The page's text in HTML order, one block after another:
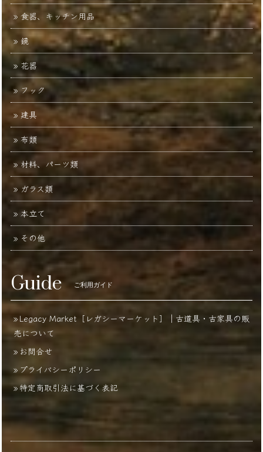
食器、キッチン用品
鏡
花器
フック
建具
布類
材料、パーツ類
ガラス類
本立て
その他
Guide ご利用ガイド
Legacy Market［レガシーマーケット］｜古道具・古家具の販
売について
お問合せ
プライバシーポリシー
特定商取引法に基づく表記